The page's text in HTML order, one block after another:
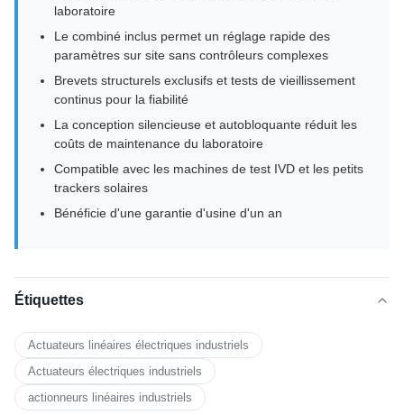
laboratoire
Le combiné inclus permet un réglage rapide des
paramètres sur site sans contrôleurs complexes
Brevets structurels exclusifs et tests de vieillissement
continus pour la fiabilité
La conception silencieuse et autobloquante réduit les
coûts de maintenance du laboratoire
Compatible avec les machines de test IVD et les petits
trackers solaires
Bénéficie d'une garantie d'usine d'un an
Étiquettes
Actuateurs linéaires électriques industriels
Actuateurs électriques industriels
actionneurs linéaires industriels